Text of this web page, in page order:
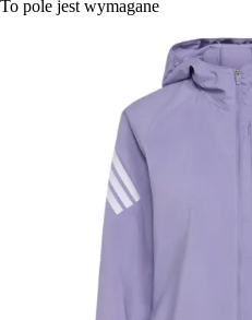
To pole jest wymagane